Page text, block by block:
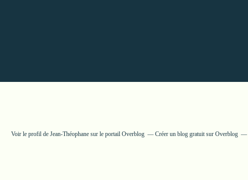
Voir le profil de Jean-Théophane sur le portail Overblog Créer un blog gratuit sur Overblog